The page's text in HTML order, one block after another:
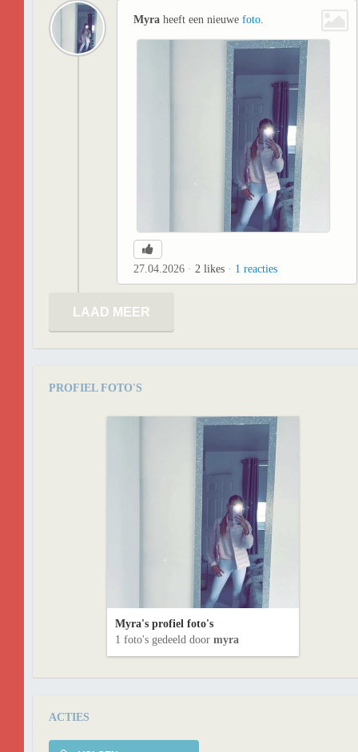
Myra heeft een nieuwe foto.
27.04.2026 2 likes 1 reacties
LAAD MEER
PROFIEL FOTO'S
Myra's profiel foto's
1 foto's gedeeld door myra
ACTIES